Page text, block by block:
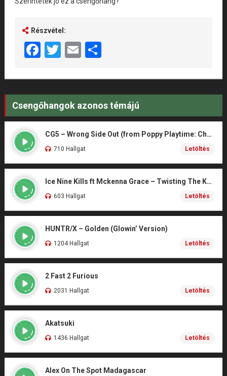
Részvétel:
Facebook
Twitter
EmailShare
Csengőhangok azonos témájú
CG5 – Wrong Side Out (from Poppy Playtime: Chapter 5)
710 Hallgat Letöltés
Ice Nine Kills ft Mckenna Grace – Twisting The Knife (From SCREAM 7)
603 Hallgat Letöltés
HUNTR/X – Golden (Glowin’ Version)
1204 Hallgat Letöltés
2 Fast 2 Furious
2031 Hallgat Letöltés
Akatsuki
1436 Hallgat Letöltés
Alex On The Spot Madagascar